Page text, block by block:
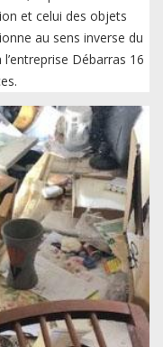
et celui des objets
au sens inverse du
Débarras 16